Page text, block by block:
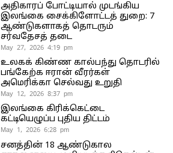
அதிகாரப் போட்டியால் முடங்கிய
இலங்கை சைக்கிளோட்டத் துறை: 7
ஆண்டுகளாகத் தொடரும்
சர்வதேசத் தடை
May 27, 2026 4:19 pm
உலகக் கிண்ண கால்பந்து தொடரில்
பங்கேற்க ஈரான் வீரர்கள்
அமெரிக்கா செல்வது உறுதி
May 12, 2026 8:37 pm
இலங்கை கிரிக்கெட்டை
கட்டியெழுப்ப புதிய திட்டம்
May 1, 2026 6:28 pm
சனத்தின் 18 ஆண்டுகால